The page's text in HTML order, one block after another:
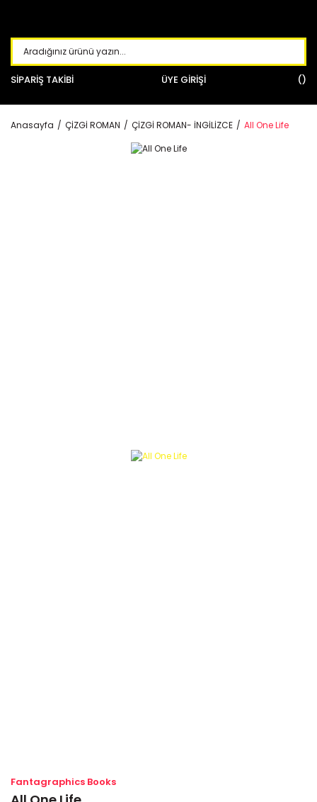
SİPARİŞ TAKİBİ ÜYE GİRİŞİ
Anasayfa ÇİZGİ ROMAN ÇİZGİ ROMAN- İNGİLİZCE All One Life
Fantagraphics Books